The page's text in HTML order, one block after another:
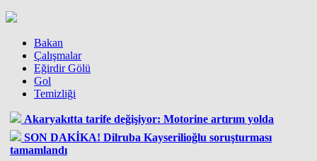
Bakan
Çalışmalar
Eğirdir Gölü
Gol
Temizliği
Akaryakıtta tarife değişiyor: Motorine artırım yolda
SON DAKİKA! Dilruba Kayserilioğlu soruşturması
tamamlandı